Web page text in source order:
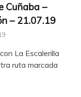
Cuñaba –
– 21.07.19
La Escalerilla
ruta marcada